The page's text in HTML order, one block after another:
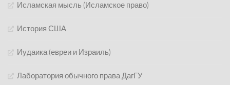
Исламская мысль (Исламское право)
История США
Иудаика (евреи и Израиль)
Лаборатория обычного права ДагГУ